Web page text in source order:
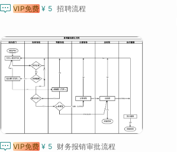
 VIP免费 ¥ 5 招聘流程
 VIP免费 ¥ 5 财务报销审批流程